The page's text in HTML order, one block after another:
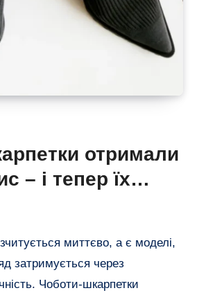
отримали
– і тепер їх
миттєво, а є моделі,
затримується через
Чоботи-шкарпетки